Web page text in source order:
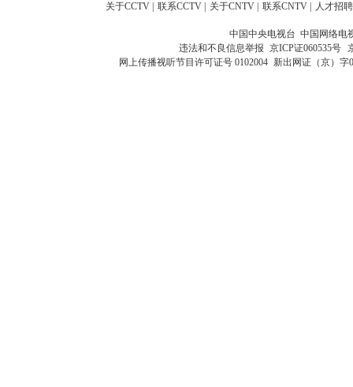
关于CCTV 联系CCTV 关于CNTV 联系CNTV 人才招聘
中国中央电视台 中国网络电
违法和不良信息举报 京ICP证060535号
网上传播视听节目许可证号 0102004 新出网证（京）